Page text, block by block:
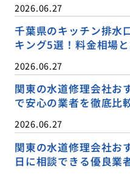
2026.06.27
千葉県のキッチン排水
キング5選！料金相場
2026.06.27
関東の水道修理会社お
で安心の業者を徹底比
2026.06.27
関東の水道修理会社お
日に相談できる優良業